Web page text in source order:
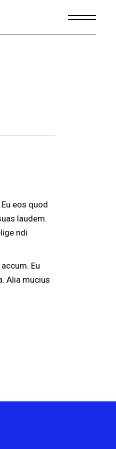
eos quod
laudem.
ndi
Eu
Alia mucius